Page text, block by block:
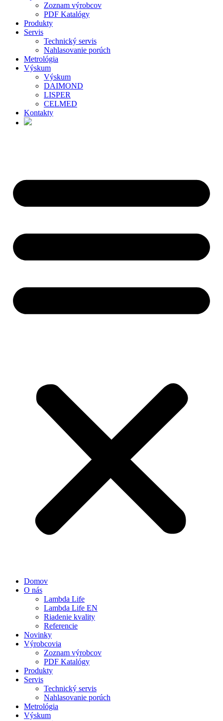
Zoznam výrobcov
PDF Katalógy
Produkty
Servis
Technický servis
Nahlasovanie porúch
Metrológia
Výskum
Výskum
DAIMOND
LISPER
CELMED
Kontakty
Domov
O nás
Lambda Life
Lambda Life EN
Riadenie kvality
Referencie
Novinky
Výrobcovia
Zoznam výrobcov
PDF Katalógy
Produkty
Servis
Technický servis
Nahlasovanie porúch
Metrológia
Výskum